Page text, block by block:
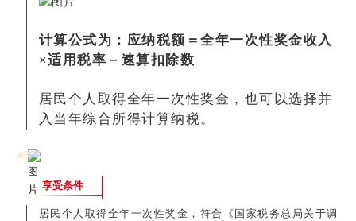
计算公式为：应纳税额＝全年一次性奖金收入
×适用税率－速算扣除数
居民个人取得全年一次性奖金，也可以选择并
入当年综合所得计算纳税。
03
享受条件
居民个人取得全年一次性奖金，符合《国家税务总局关于调